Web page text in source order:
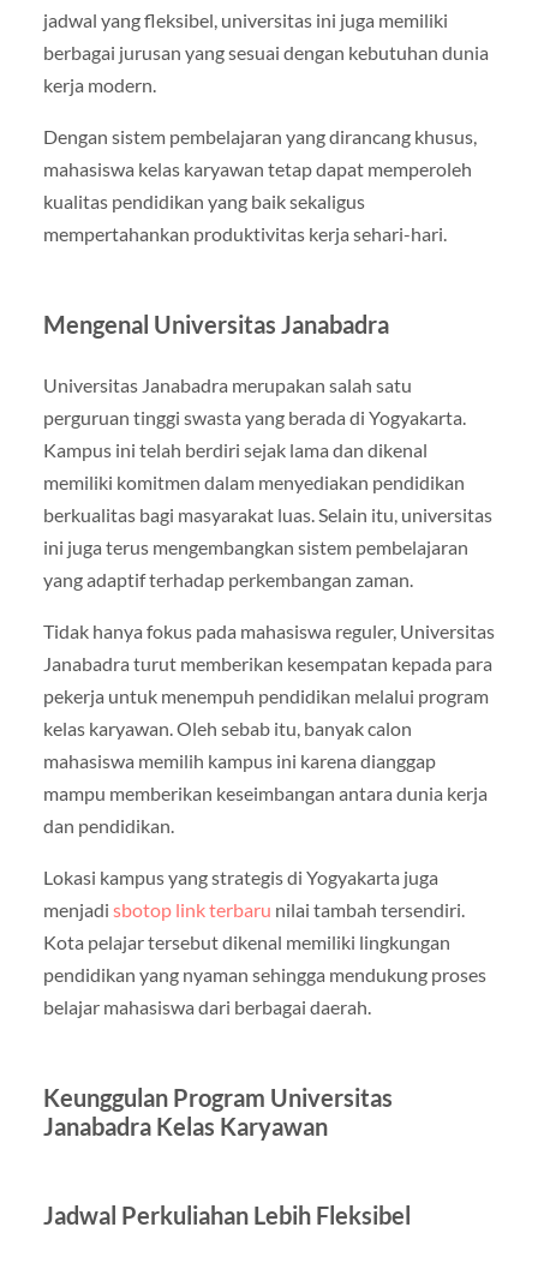
jadwal yang fleksibel, universitas ini juga memiliki
berbagai jurusan yang sesuai dengan kebutuhan dunia
kerja modern.
Dengan sistem pembelajaran yang dirancang khusus,
mahasiswa kelas karyawan tetap dapat memperoleh
kualitas pendidikan yang baik sekaligus
mempertahankan produktivitas kerja sehari-hari.
Mengenal Universitas Janabadra
Universitas Janabadra merupakan salah satu
perguruan tinggi swasta yang berada di Yogyakarta.
Kampus ini telah berdiri sejak lama dan dikenal
memiliki komitmen dalam menyediakan pendidikan
berkualitas bagi masyarakat luas. Selain itu, universitas
ini juga terus mengembangkan sistem pembelajaran
yang adaptif terhadap perkembangan zaman.
Tidak hanya fokus pada mahasiswa reguler, Universitas
Janabadra turut memberikan kesempatan kepada para
pekerja untuk menempuh pendidikan melalui program
kelas karyawan. Oleh sebab itu, banyak calon
mahasiswa memilih kampus ini karena dianggap
mampu memberikan keseimbangan antara dunia kerja
dan pendidikan.
Lokasi kampus yang strategis di Yogyakarta juga
menjadi sbotop link terbaru nilai tambah tersendiri.
Kota pelajar tersebut dikenal memiliki lingkungan
pendidikan yang nyaman sehingga mendukung proses
belajar mahasiswa dari berbagai daerah.
Keunggulan Program Universitas
Janabadra Kelas Karyawan
Jadwal Perkuliahan Lebih Fleksibel